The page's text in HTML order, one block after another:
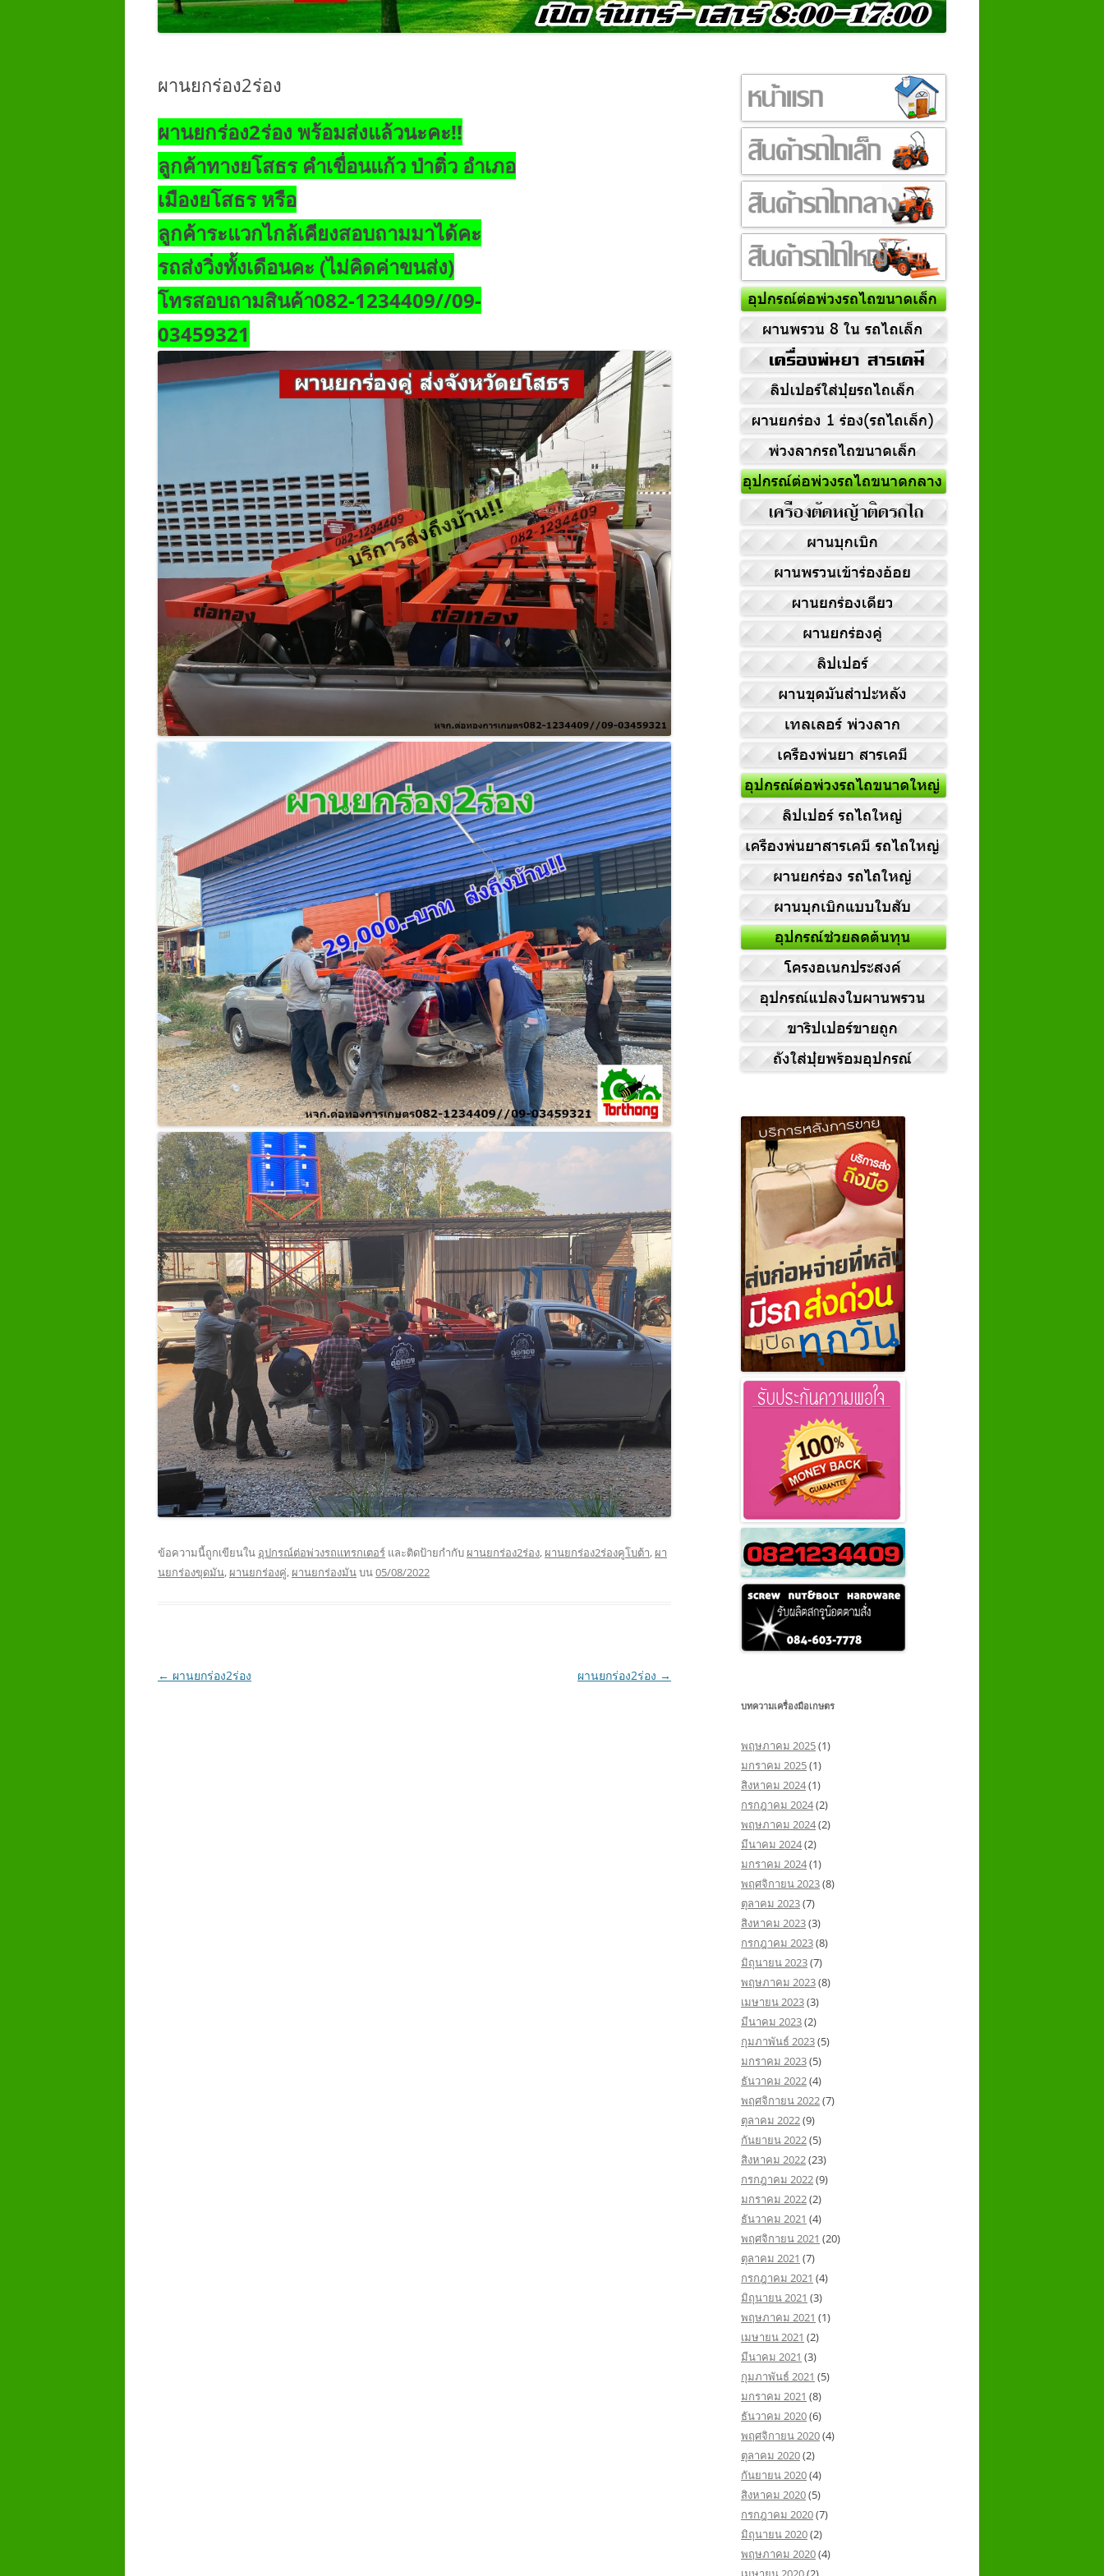
ผานยกร่อง2ร่อง
ผานยกร่อง2ร่อง พร้อมส่งแล้วนะคะ!!
ลูกค้าทางยโสธร คำเขื่อนแก้ว ป่าติ่ว อำเภอ
เมืองยโสธร หรือ
ลูกค้าระแวกไกล้เคียงสอบถามมาได้คะ
รถส่งวิ่งทั้งเดือนคะ (ไม่คิดค่าขนส่ง)
โทรสอบถามสินค้า082-1234409//09-
03459321
ข้อความนี้ถูกเขียนใน อุปกรณ์ต่อพ่วงรถแทรกเตอร์ และติดป้ายกำกับ ผานยกร่อง2ร่อง, ผานยกร่อง2ร่องคูโบต้า, ผา
นยกร่องขุดมัน, ผานยกร่องคู่, ผานยกร่องมันบน05/08/2022
เมนู
← ผานยกร่อง2ร่อง ผานยกร่อง2ร่อง →
บทความเครื่องมือเกษตร
พฤษภาคม 2025(1)
มกราคม 2025(1)
สิงหาคม 2024(1)
กรกฎาคม 2024(2)
พฤษภาคม 2024(2)
มีนาคม 2024(2)
มกราคม 2024(1)
พฤศจิกายน 2023(8)
ตุลาคม 2023(7)
สิงหาคม 2023(3)
กรกฎาคม 2023(8)
มิถุนายน 2023(7)
พฤษภาคม 2023(8)
เมษายน 2023(3)
มีนาคม 2023(2)
กุมภาพันธ์ 2023(5)
มกราคม 2023(5)
ธันวาคม 2022(4)
พฤศจิกายน 2022(7)
ตุลาคม 2022(9)
กันยายน 2022(5)
สิงหาคม 2022(23)
กรกฎาคม 2022(9)
มกราคม 2022(2)
ธันวาคม 2021 (4)
พฤศจิกายน 2021 (20)
ตุลาคม 2021 (7)
กรกฎาคม 2021 (4)
มิถุนายน 2021 (3)
พฤษภาคม 2021 (1)
เมษายน 2021 (2)
มีนาคม 2021 (3)
กุมภาพันธ์ 2021 (5)
มกราคม 2021 (8)
ธันวาคม 2020(6)
พฤศจิกายน 2020(4)
ตุลาคม 2020(2)
กันยายน 2020(4)
สิงหาคม 2020(5)
กรกฎาคม 2020(7)
มิถุนายน 2020(2)
พฤษภาคม 2020(4)